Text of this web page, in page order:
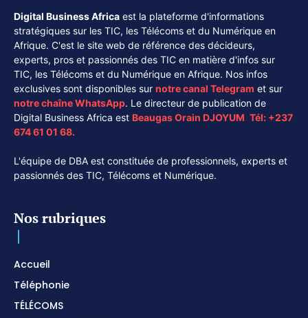
Digital Business Africa est la plateforme d'informations
stratégiques sur les TIC, les Télécoms et du Numérique en
Afrique. C'est le site web de référence des décideurs,
experts, pros et passionnés des TIC en matière d'infos sur
TIC, les Télécoms et du Numérique en Afrique. Nos infos
exclusives sont disponibles sur notre canal Telegram et sur
notre chaîneWhatsApp. Le directeur de publication de
Digital Business Africa est Beaugas Orain DJOYUM. Tél: +237
674 61 01 68.
L'équipe de DBA est constituée de professionnels, experts et
passionnés des TIC, Télécoms et Numérique.
Nos rubriques
Accueil
Téléphonie
TÉLÉCOMS